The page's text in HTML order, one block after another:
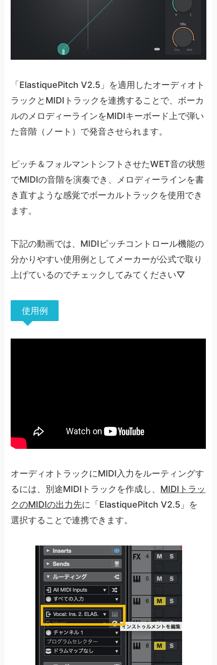
「ElastiquePitch V2.5」を適用したオーディオト
ラックとMIDIトラックを連携することで、ボーカ
ルのメロディーラインをMIDIキーボード上で弾い
た音階（ノート）で発音させられます。
ピッチ＆フォルマントシフトさせたWET音の状態
でMIDIの音階を演奏でき、メロディーラインを書
き直すような感覚でボーカルトラックを使用でき
ます。
下記の動画では、MIDIピッチコントロール機能の
分かりやすい使用例としてメーカーが公式で取り
上げているのでチェックしてみてください▽
使用例
オーディオトラックにMIDI入力をルーティングす
るには、別途MIDIトラックを作成し、 MIDIトラッ
クのMIDIの出力先に「ElastiquePitch V2.5」を
選択することで連携できます。